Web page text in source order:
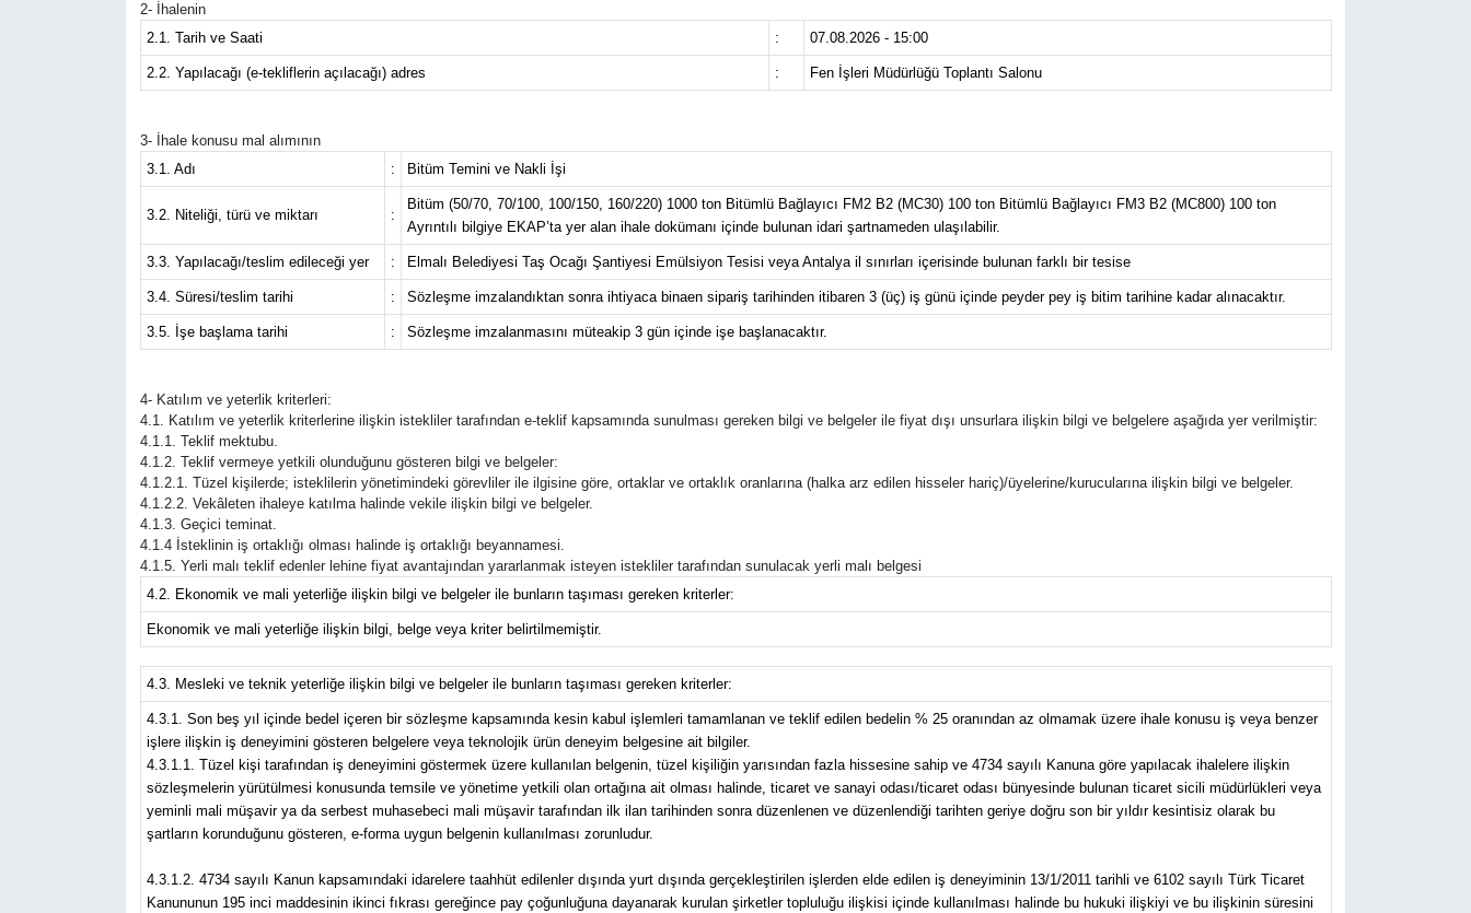
2- İhalenin
2.1. Tarih ve Saati
: 07.08.2026 - 15:00
2.2. Yapılacağı (e-tekliflerin açılacağı) adres : Fen İşleri Müdürlüğü Toplantı Salonu
3- İhale konusu mal alımının
3.1. Adı
: Bitüm Temini ve Nakli İşi
3.2. Niteliği, türü ve miktarı :
Bitüm (50/70, 70/100, 100/150, 160/220) 1000 ton Bitümlü Bağlayıcı FM2 B2 (MC30) 100 ton Bitümlü Bağlayıcı FM3 B2 (MC800) 100 ton
Ayrıntılı bilgiye EKAP’ta yer alan ihale dokümanı içinde bulunan idari şartnameden ulaşılabilir.
3.3. Yapılacağı/teslim edileceği yer : Elmalı Belediyesi Taş Ocağı Şantiyesi Emülsiyon Tesisi veya Antalya il sınırları içerisinde bulunan farklı bir tesise
3.4. Süresi/teslim tarihi : Sözleşme imzalandıktan sonra ihtiyaca binaen sipariş tarihinden itibaren 3 (üç) iş günü içinde peyder pey iş bitim tarihine kadar alınacaktır.
3.5. İşe başlama tarihi : Sözleşme imzalanmasını müteakip 3 gün içinde işe başlanacaktır.
4- Katılım ve yeterlik kriterleri:
4.1. Katılım ve yeterlik kriterlerine ilişkin istekliler tarafından e-teklif kapsamında sunulması gereken bilgi ve belgeler ile fiyat dışı unsurlara ilişkin bilgi ve belgelere aşağıda yer verilmiştir:
4.1.1. Teklif mektubu.
4.1.2. Teklif vermeye yetkili olunduğunu gösteren bilgi ve belgeler:
4.1.2.1. Tüzel kişilerde; isteklilerin yönetimindeki görevliler ile ilgisine göre, ortaklar ve ortaklık oranlarına (halka arz edilen hisseler hariç)/üyelerine/kurucularına ilişkin bilgi ve belgeler.
4.1.2.2. Vekâleten ihaleye katılma halinde vekile ilişkin bilgi ve belgeler.
4.1.3. Geçici teminat.
4.1.4 İsteklinin iş ortaklığı olması halinde iş ortaklığı beyannamesi.
4.1.5. Yerli malı teklif edenler lehine fiyat avantajından yararlanmak isteyen istekliler tarafından sunulacak yerli malı belgesi
4.2. Ekonomik ve mali yeterliğe ilişkin bilgi ve belgeler ile bunların taşıması gereken kriterler:
Ekonomik ve mali yeterliğe ilişkin bilgi, belge veya kriter belirtilmemiştir.
4.3. Mesleki ve teknik yeterliğe ilişkin bilgi ve belgeler ile bunların taşıması gereken kriterler:
4.3.1. Son beş yıl içinde bedel içeren bir sözleşme kapsamında kesin kabul işlemleri tamamlanan ve teklif edilen bedelin % 25 oranından az olmamak üzere ihale konusu iş veya benzer
işlere ilişkin iş deneyimini gösteren belgelere veya teknolojik ürün deneyim belgesine ait bilgiler.
4.3.1.1. Tüzel kişi tarafından iş deneyimini göstermek üzere kullanılan belgenin, tüzel kişiliğin yarısından fazla hissesine sahip ve 4734 sayılı Kanuna göre yapılacak ihalelere ilişkin
sözleşmelerin yürütülmesi konusunda temsile ve yönetime yetkili olan ortağına ait olması halinde, ticaret ve sanayi odası/ticaret odası bünyesinde bulunan ticaret sicili müdürlükleri veya
yeminli mali müşavir ya da serbest muhasebeci mali müşavir tarafından ilk ilan tarihinden sonra düzenlenen ve düzenlendiği tarihten geriye doğru son bir yıldır kesintisiz olarak bu
şartların korunduğunu gösteren, e-forma uygun belgenin kullanılması zorunludur.
4.3.1.2. 4734 sayılı Kanun kapsamındaki idarelere taahhüt edilenler dışında yurt dışında gerçekleştirilen işlerden elde edilen iş deneyiminin 13/1/2011 tarihli ve 6102 sayılı Türk Ticaret
Kanununun 195 inci maddesinin ikinci fıkrası gereğince pay çoğunluğuna dayanarak kurulan şirketler topluluğu ilişkisi içinde kullanılması halinde bu hukuki ilişkiyi ve bu ilişkinin süresini
VİDEO HABERLER
YAZARLAR
RESMİ İLAN
MAGAZİN